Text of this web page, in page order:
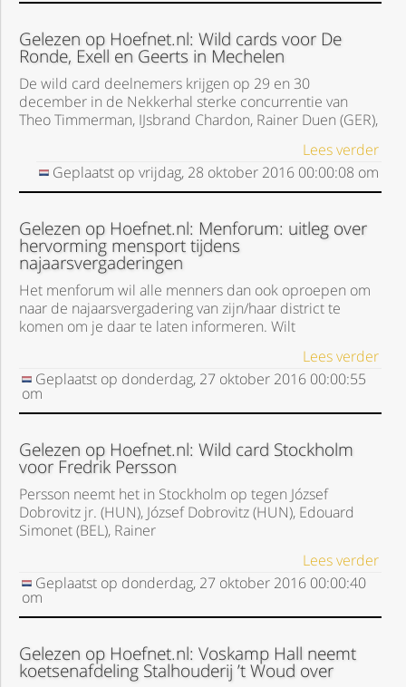
Gelezen op Hoefnet.nl: Wild cards voor De
Ronde, Exell en Geerts in Mechelen
De wild card deelnemers krijgen op 29 en 30
december in de Nekkerhal sterke concurrentie van
Theo Timmerman, IJsbrand Chardon, Rainer Duen (GER),
Lees verder
Geplaatst op vrijdag, 28 oktober 2016 00:00:08 om
Gelezen op Hoefnet.nl: Menforum: uitleg over
hervorming mensport tijdens
najaarsvergaderingen
Het menforum wil alle menners dan ook oproepen om
naar de najaarsvergadering van zijn/haar district te
komen om je daar te laten informeren. Wilt
Lees verder
Geplaatst op donderdag, 27 oktober 2016 00:00:55
om
Gelezen op Hoefnet.nl: Wild card Stockholm
voor Fredrik Persson
Persson neemt het in Stockholm op tegen József
Dobrovitz jr. (HUN), József Dobrovitz (HUN), Edouard
Simonet (BEL), Rainer
Lees verder
Geplaatst op donderdag, 27 oktober 2016 00:00:40
om
Gelezen op Hoefnet.nl: Voskamp Hall neemt
koetsenafdeling Stalhouderij ’t Woud over